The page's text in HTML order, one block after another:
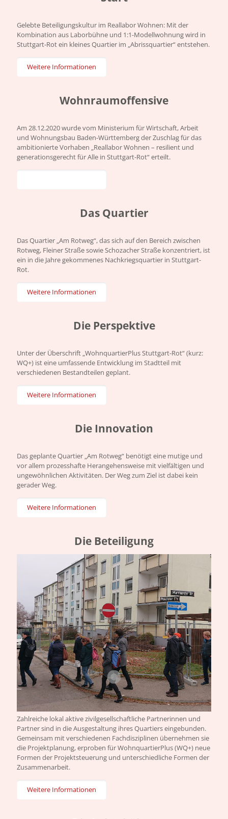
Gelebte Beteiligungskultur im Reallabor Wohnen: Mit der
Kombination aus Laborbühne und 1:1-Modellwohnung wird in
Stuttgart-Rot ein kleines Quartier im „Abrissquartier“ entstehen.
Weitere Informationen
Wohnraum­offensive
Am 28.12.2020 wurde vom Ministerium für Wirtschaft, Arbeit
und Wohnungsbau Baden-Württemberg der Zuschlag für das
ambitionierte Vorhaben „Reallabor Wohnen – resilient und
generationsgerecht für Alle in Stuttgart-Rot“ erteilt.
Das Quartier
Das Quartier „Am Rotweg“, das sich auf den Bereich zwischen
Rotweg, Fleiner Straße sowie Schozacher Straße konzentriert, ist
ein in die Jahre gekommenes Nachkriegsquartier in Stuttgart-
Rot.
Weitere Informationen
Die Perspektive
Unter der Überschrift „WohnquartierPlus Stuttgart-Rot“ (kurz:
WQ+) ist eine umfassende Entwicklung im Stadtteil mit
verschiedenen Bestandteilen geplant.
Weitere Informationen
Die Innovation
Das geplante Quartier „Am Rotweg“ benötigt eine mutige und
vor allem prozesshafte Herangehensweise mit vielfältigen und
ungewöhnlichen Aktivitäten. Der Weg zum Ziel ist dabei kein
gerader Weg.
Weitere Informationen
Die Be­teiligung
Zahlreiche lokal aktive zivilgesellschaftliche Partnerinnen und
Partner sind in die Ausgestaltung ihres Quartiers eingebunden.
Gemeinsam mit verschiedenen Fachdisziplinen übernehmen sie
die Projektplanung, erproben für WohnquartierPlus (WQ+) neue
Formen der Projektsteuerung und unterschiedliche Formen der
Zusammenarbeit.
Weitere Informationen